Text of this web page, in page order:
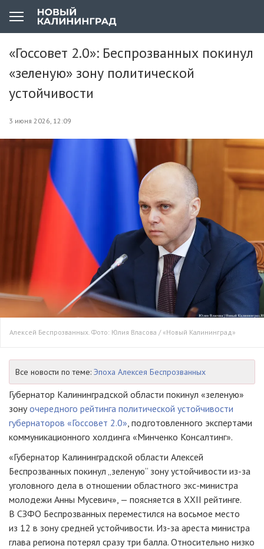
«Госсовет 2.0»: Беспрозванных покинул
«зеленую» зону политической
устойчивости
3 июня 2026, 12:09
Алексей Беспрозванных. Фото: Юлия Власова / «Новый Калининград»
Все новости по теме: Эпоха Алексея Беспрозванных
Губернатор Калининградской области покинул «зеленую»
зонуочередного рейтинга политической устойчивости
губернаторов «Госсовет 2.0», подготовленного экспертами
коммуникационного холдинга «Минченко Консалтинг».
«Губернатор Калининградской области Алексей
Беспрозванных покинул „зеленую“ зону устойчивости из-за
уголовного дела в отношении областного экс-министра
молодежи Анны Мусевич», — поясняется в XXII рейтинге.
В СЗФО Беспрозванных переместился на восьмое место
из 12 в зону средней устойчивости. Из-за ареста министра
глава региона потерял сразу три балла. Относительно низко